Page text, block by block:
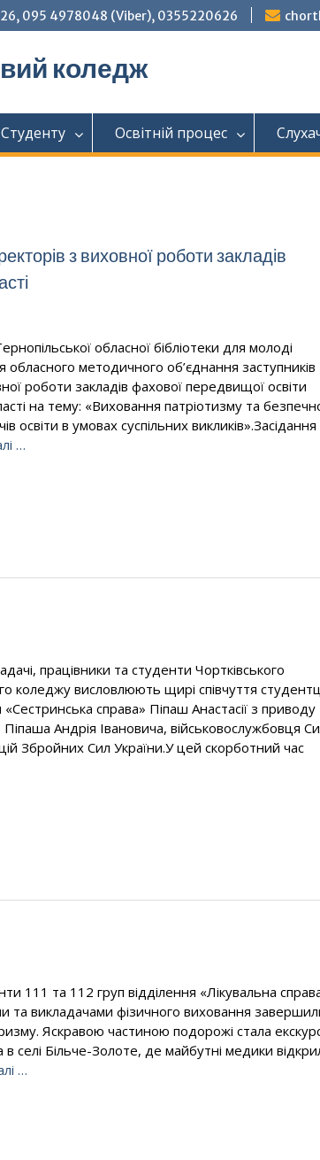
095 4978048 (Viber), 0355220626
коледж
Студенту Освітній процес
з виховної роботи закладів
обласної бібліотеки для молоді
обласного методичного об’єднання заступників
роботи закладів фахової передвищої освіти
на тему: «Виховання патріотизму та
освіти в умовах суспільних викликів».Засідання
…
працівники та студенти Чортківського
коледжу висловлюють щирі співчуття
«Сестринська справа» Піпаш Анастасії з приводу
Піпаша Андрія Івановича, військовослужбовця
Збройних Сил України.У цей скорботний час
111 та 112 груп відділення «Лікувальна
та викладачами фізичного виховання
Яскравою частиною подорожі стала
селі Більче-Золоте, де майбутні медики
…